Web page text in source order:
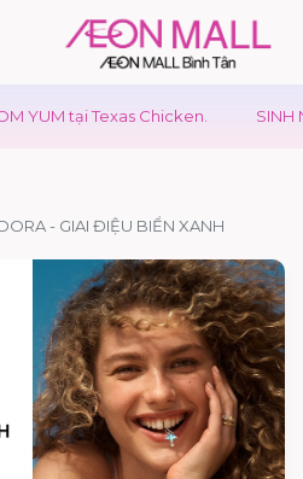
YUM tại Texas Chicken. SINH
- GIAI ĐIỆU BIỂN XANH